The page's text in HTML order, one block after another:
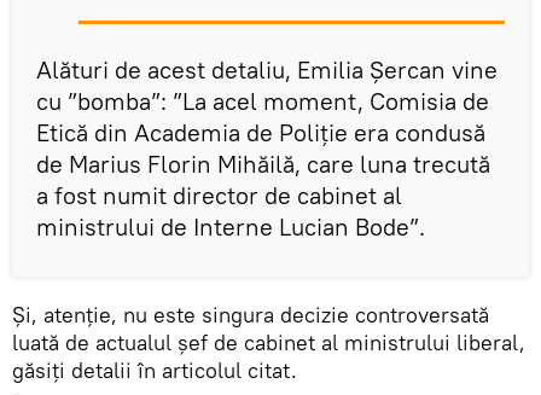
Alături de acest detaliu, Emilia Șercan vine
cu ”bomba”: ”La acel moment, Comisia de
Etică din Academia de Poliție era condusă
de Marius Florin Mihăilă, care luna trecută
a fost numit director de cabinet al
ministrului de Interne Lucian Bode”.
Și, atenție, nu este singura decizie controversată
luată de actualul șef de cabinet al ministrului liberal,
găsiți detalii în articolul citat.